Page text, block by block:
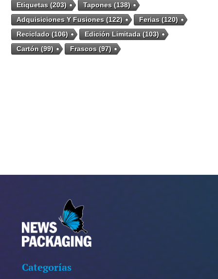
Etiquetas(203) Tapones(138)
Adquisiciones Y Fusiones(122) Ferias(120)
Reciclado (106) Edición Limitada (103)
Cartón (99) Frascos(97)
Categorías